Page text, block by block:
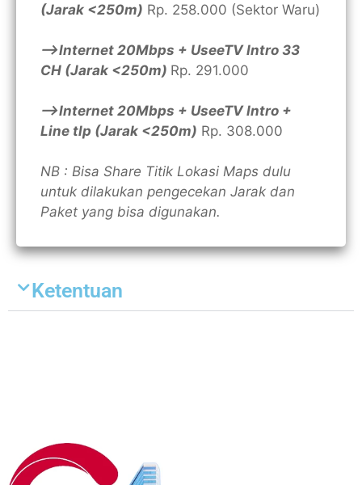
(Jarak <250m) Rp. 258.000 (Sektor Waru)
—>Internet 20Mbps + UseeTV Intro 33
CH (Jarak <250m) Rp. 291.000
—>Internet 20Mbps + UseeTV Intro +
Line tlp (Jarak <250m) Rp. 308.000
NB : Bisa Share Titik Lokasi Maps dulu
untuk dilakukan pengecekan Jarak dan
Paket yang bisa digunakan.
Ketentuan